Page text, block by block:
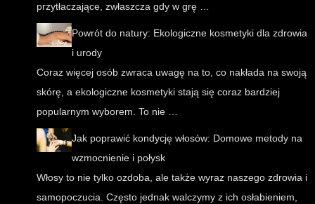
przytłaczające, zwłaszcza gdy w grę …
Powrót do natury: Ekologiczne kosmetyki dla zdrowia
i urody
Coraz więcej osób zwraca uwagę na to, co nakłada na swoją
skórę, a ekologiczne kosmetyki stają się coraz bardziej
popularnym wyborem. To nie …
Jak poprawić kondycję włosów: Domowe metody na
wzmocnienie i połysk
Włosy to nie tylko ozdoba, ale także wyraz naszego zdrowia i
samopoczucia. Często jednak walczymy z ich osłabieniem,